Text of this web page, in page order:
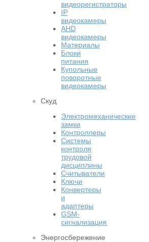
видеорегистраторы
IP
видеокамеры
AHD
видеокамеры
Материалы
Блоки
питания
Купольные
поворотные
видеокамеры
Скуд
Электромеханические
замки
Контроллеры
Системы
контроля
трудовой
дисциплины
Считыватели
Ключи
Конвертеры
и
адаптеры
GSM-
сигнализация
Энергосбережение